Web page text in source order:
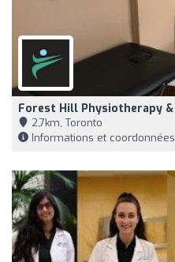
Forest Hill Physiotherapy
2,7km, Toronto
Informations et coordonnées